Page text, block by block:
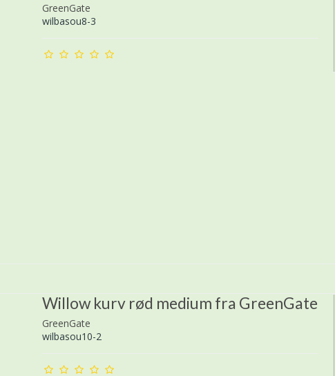
GreenGate
wilbasou8-3
Willow kurv rød medium fra GreenGate
GreenGate
wilbasou10-2